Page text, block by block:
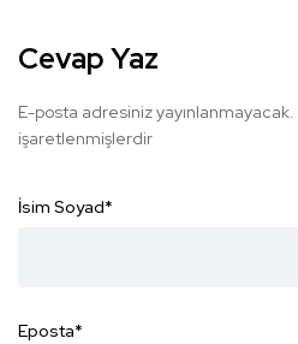
Cevap Yaz
E-posta adresiniz yayınlanmayacak.
işaretlenmişlerdir
İsim Soyad*
Eposta*